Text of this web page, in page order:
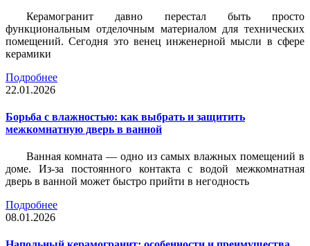
Керамогранит давно перестал быть просто
функциональным отделочным материалом для технических
помещений. Сегодня это венец инженерной мысли в сфере
керамики
Подробнее
22.01.2026
Борьба с влажностью: как выбрать и защитить
межкомнатную дверь в ванной
Ванная комната — одно из самых влажных помещений в
доме. Из-за постоянного контакта с водой межкомнатная
дверь в ванной может быстро прийти в негодность
Подробнее
08.01.2026